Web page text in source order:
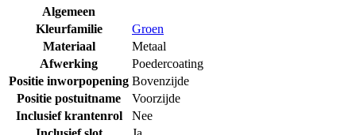
Algemeen
Kleurfamilie
Groen
Materiaal
Metaal
Afwerking
Poedercoating
Positie inworpopening Bovenzijde
Positie postuitname
Voorzijde
Inclusief krantenrol
Nee